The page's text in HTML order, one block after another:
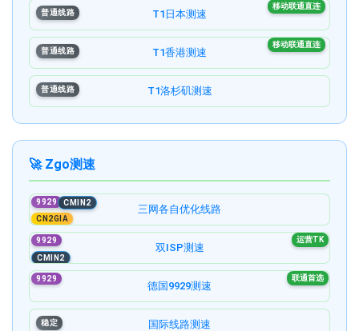
T1日本测速
普通线路
移动联通直连
T1香港测速
普通线路
移动联通直连
T1洛杉矶测速
普通线路
🚀 Zgo测速
三网各自优化线路
9929
CN2GIA
CMIN2
双ISP测速
9929
CMIN2
运营TK
德国9929测速
9929 联通首选
国际线路测速
稳定